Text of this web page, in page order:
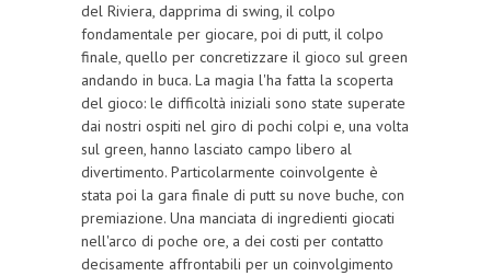
del Riviera, dapprima di swing, il colpo
fondamentale per giocare, poi di putt, il colpo
finale, quello per concretizzare il gioco sul green
andando in buca. La magia l'ha fatta la scoperta
del gioco: le difficoltà iniziali sono state superate
dai nostri ospiti nel giro di pochi colpi e, una volta
sul green, hanno lasciato campo libero al
divertimento. Particolarmente coinvolgente è
stata poi la gara finale di putt su nove buche, con
premiazione. Una manciata di ingredienti giocati
nell'arco di poche ore, a dei costi per contatto
decisamente affrontabili per un coinvolgimento